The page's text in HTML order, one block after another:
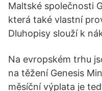
Maltské společnosti
která také vlastní
Dluhopisy slouží k
Na evropském trhu
na těžení Genesis
měsíční výplata je